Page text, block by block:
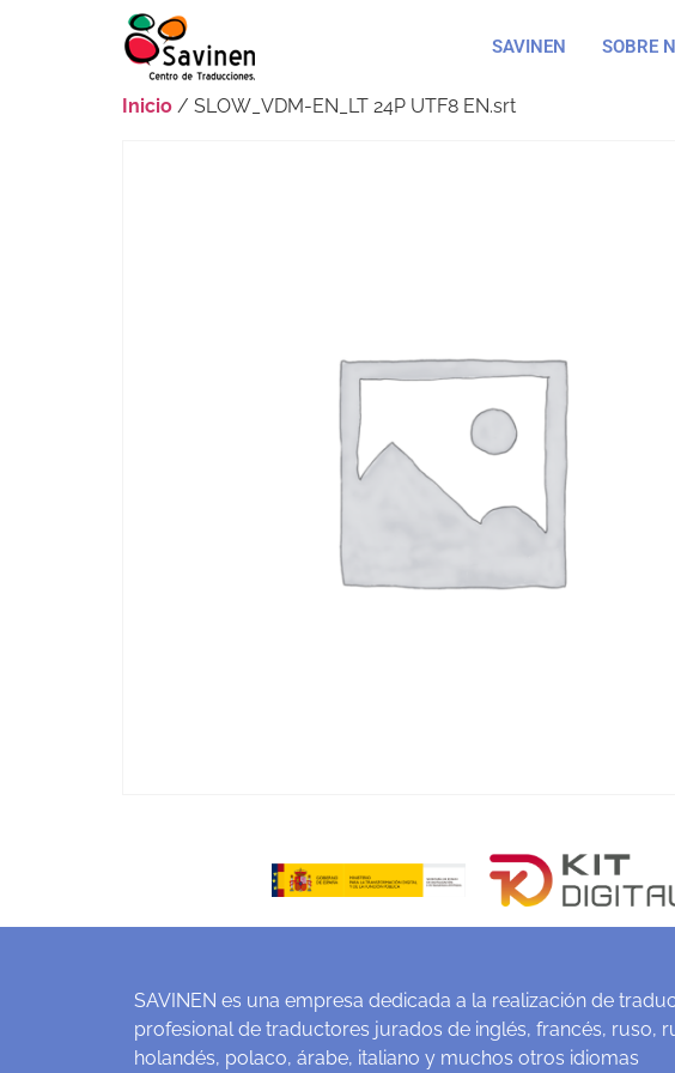
SAVINEN SOBRE
Inicio / SLOW_VDM-EN_LT 24P UTF8 EN.srt
SAVINEN es una empresa dedicada a la realización de
profesional de traductores jurados de inglés, francés, ruso,
holandés, polaco, árabe, italiano y muchos otros idiomas